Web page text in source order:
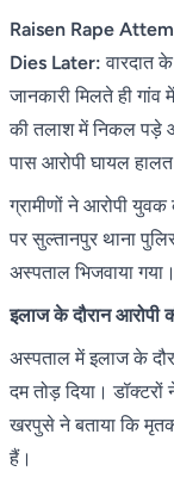
Raisen Rape
Dies Later:वारदात
जानकारी मिलते ही
की तलाश में निकल पड़े
पास आरोपी घायल हालत
ग्रामीणों ने आरोपी
पर सुल्तानपुर थाना
अस्पताल भिजवाया गया।
इलाज के दौरान आरोपी
अस्पताल में इलाज के
दम तोड़ दिया।
खरपुसे ने बताया कि
हैं।